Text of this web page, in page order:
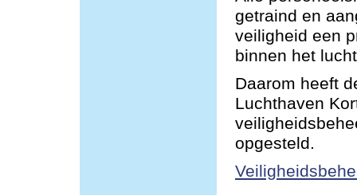
getraind en
veiligheid een
binnen het
Daarom heeft
Luchthaven
opgesteld.